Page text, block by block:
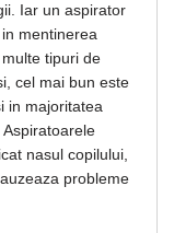
Iar un aspirator
mentinerea
tipuri de
cel mai bun este
in majoritatea
nasul copilului,
probleme